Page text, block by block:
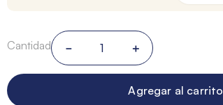
Cantidad ＋
－
Agregar al carrito